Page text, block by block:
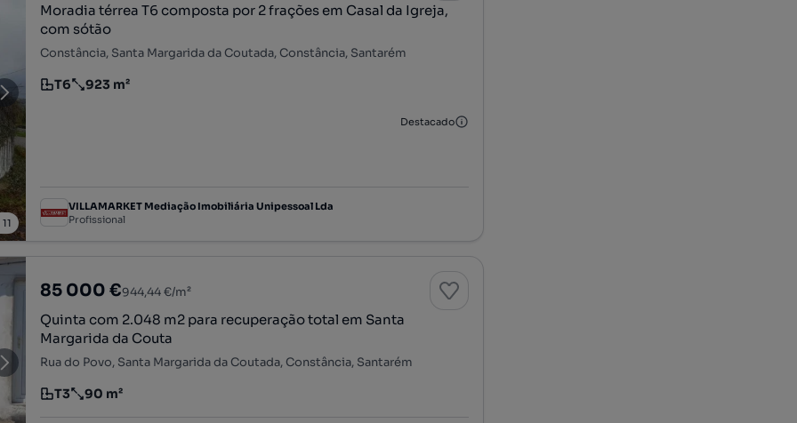
11
Moradia térrea T6 composta por 2 frações em Casal da Igreja,
com sótão
Constância, Santa Margarida da Coutada, Constância, Santarém
Tipologia
T6
Preço por metro quadrado
923 m²
Destacado
VILLAMARKET Mediação Imobiliária Unipessoal Lda
Profissional
85 000 €944,44 €/m²
Quinta com 2.048 m2 para recuperação total em Santa
Margarida da Couta
Rua do Povo, Santa Margarida da Coutada, Constância, Santarém
Tipologia
T3
Preço por metro quadrado
90 m²